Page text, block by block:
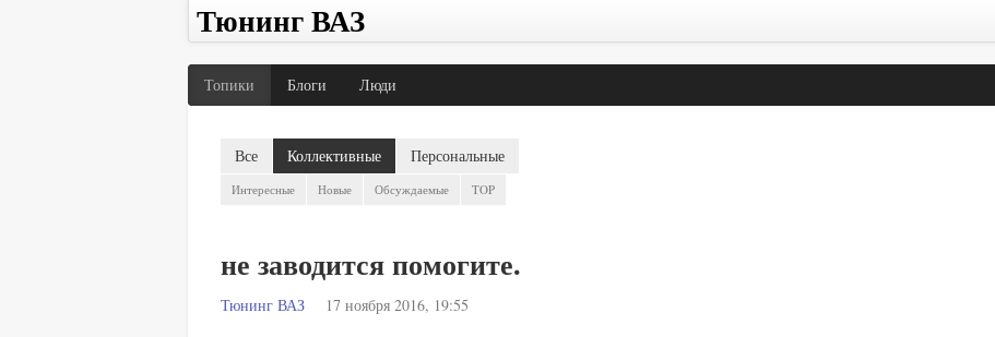
Тюнинг ВАЗ
Топики Блоги Люди
Все Коллективные Персональные
Интересные Новые Обсуждаемые TOP
не заводится помогите.
Тюнинг ВАЗ 17 ноября 2016, 19:55